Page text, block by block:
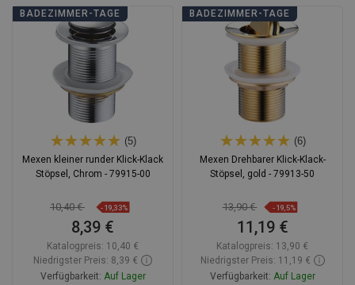
In den Warenkorb
favorite_border Favorit
Vergleichen
In den Warenkorb
favorite_border
Vergleichen
BADEZIMMER-TAGE
(5)
Mexen kleiner runder Klick-Klack
Stöpsel, Chrom - 79915-00
10,40 € -19,33%
8,39 €
Katalogpreis: 10,40 €
Niedrigster Preis: 8,39 €
Verfügbarkeit: Auf Lager
BADEZIMMER-TAGE
(6)
Mexen Drehbarer Klick-Klack-
Stöpsel, gold - 79913-50
13,90 € -19,5%
11,19 €
Katalogpreis: 13,90 €
Niedrigster Preis: 11,19 €
Verfügbarkeit: Auf Lager